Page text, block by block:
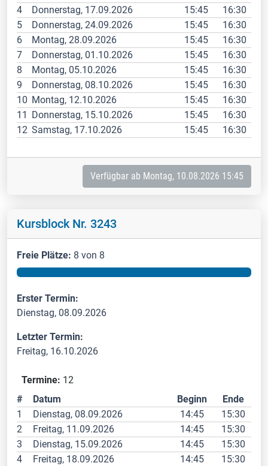
4
Donnerstag, 17.09.2026 15:45
16:30
5
Donnerstag, 24.09.2026 15:45
16:30
6
Montag, 28.09.2026 15:45
16:30
7
Donnerstag, 01.10.2026 15:45
16:30
8
Montag, 05.10.2026 15:45
16:30
9
Donnerstag, 08.10.2026 15:45
16:30
10 Montag, 12.10.2026 15:45
16:30
11
Donnerstag, 15.10.2026 15:45
16:30
12 Samstag, 17.10.2026 15:45 16:30
Verfügbar ab Montag, 10.08.2026 15:45
Kursblock Nr. 3243
Freie Plätze: 8 von 8
Erster Termin:
Dienstag, 08.09.2026
Letzter Termin:
Freitag, 16.10.2026
Termine: 12
#
Datum Beginn
Ende
1
Dienstag, 08.09.2026 14:45
15:30
2
Freitag, 11.09.2026 14:45
15:30
3
Dienstag, 15.09.2026 14:45
15:30
4
Freitag, 18.09.2026 14:45
15:30